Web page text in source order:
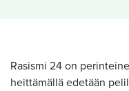
Rasismi 24 on
heittämällä edetään